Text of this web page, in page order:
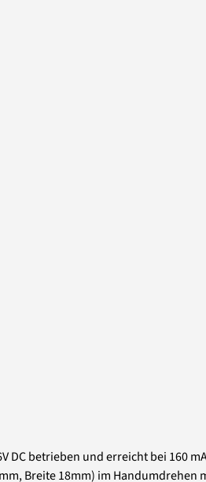
betrieben und erreicht bei 160
Breite 18mm) im Handumdrehen